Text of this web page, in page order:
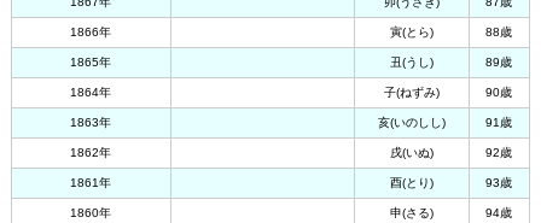
1866年 寅(とら) 88歳
1865年 丑(うし) 89歳
1864年 子(ねずみ) 90歳
1863年 亥(いのしし) 91歳
1862年 戌(いぬ) 92歳
1861年 酉(とり) 93歳
1860年 申(さる) 94歳